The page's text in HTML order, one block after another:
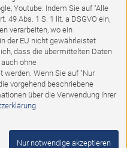
Youtube: Indem Sie auf "Alle
49 Abs. 1 S. 1 lit. a DSGVO ein,
verarbeiten, wo ein
der EU nicht gewährleistet
dass die übermittelten Daten
ohne
Wenn Sie auf "Nur
vorgehend beschriebene
über die Verwendung Ihrer
.
Nur notwendige akzeptieren